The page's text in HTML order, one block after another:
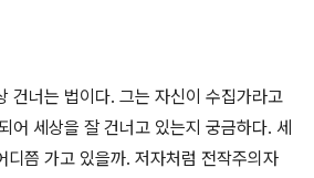
건너는 법이다. 그는 자신이 수집가라고
어 세상을 잘 건너고 있는지 궁금하다. 세
디쯤 가고 있을까. 저자처럼 전작주의자